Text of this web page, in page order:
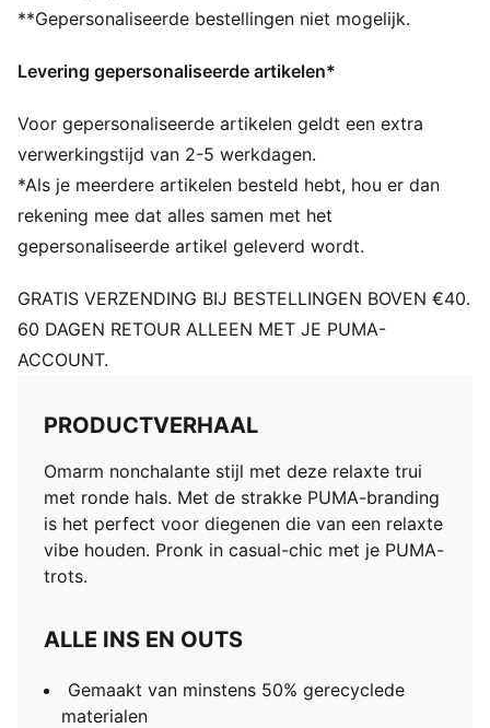
**Gepersonaliseerde bestellingen niet mogelijk.
Levering gepersonaliseerde artikelen*
Voor gepersonaliseerde artikelen geldt een extra
verwerkingstijd van 2-5 werkdagen.
*Als je meerdere artikelen besteld hebt, hou er dan
rekening mee dat alles samen met het
gepersonaliseerde artikel geleverd wordt.
GRATIS VERZENDING BIJ BESTELLINGEN BOVEN €40.
60 DAGEN RETOUR ALLEEN MET JE PUMA-
ACCOUNT.
PRODUCTVERHAAL
Omarm nonchalante stijl met deze relaxte trui
met ronde hals. Met de strakke PUMA-branding
is het perfect voor diegenen die van een relaxte
vibe houden. Pronk in casual-chic met je PUMA-
trots.
ALLE INS EN OUTS
Gemaakt van minstens 50% gerecyclede
materialen